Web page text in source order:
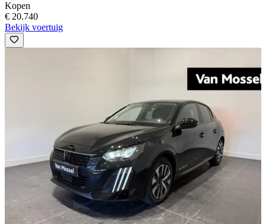
Kopen
€ 20.740
Bekijk voertuig